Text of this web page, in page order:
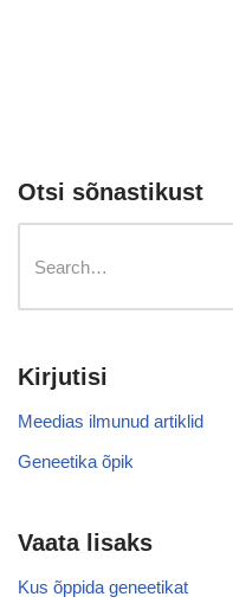
Otsi sõnastikust
Kirjutisi
Meedias ilmunud artiklid
Geneetika õpik
Vaata lisaks
Kus õppida geneetikat